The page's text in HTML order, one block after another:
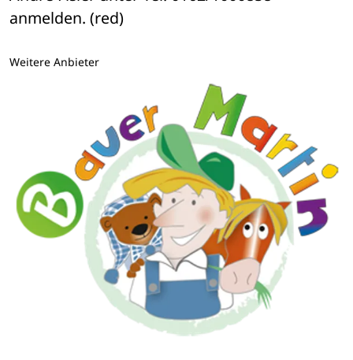
anmelden. (red)
Weitere Anbieter